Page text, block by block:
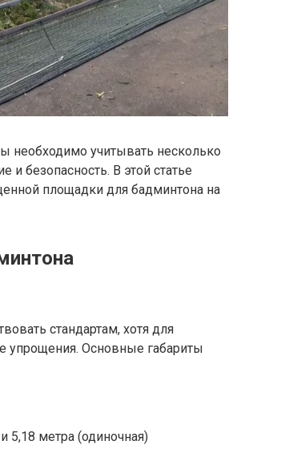
необходимо учитывать несколько
безопасность. В этой статье
площадки для бадминтона на
стандартам, хотя для
упрощения. Основные габариты
5,18 метра (одиночная)